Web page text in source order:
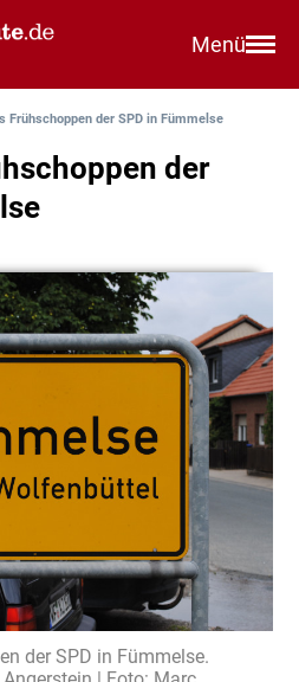
Menü
Frühschoppen der SPD in Fümmelse
der
der SPD in Fümmelse.